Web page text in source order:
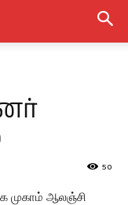
50
முகாம் ஆலஞ்சி